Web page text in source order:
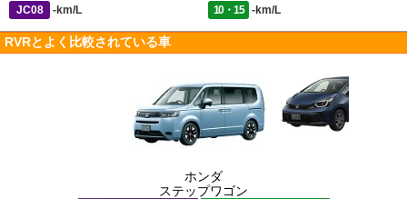
JC08
-km/L 10・15 -km/L
RVRとよく比較されている車
ホンダ
ステップワゴン